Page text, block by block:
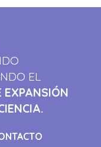
EL
EXPANSIÓN